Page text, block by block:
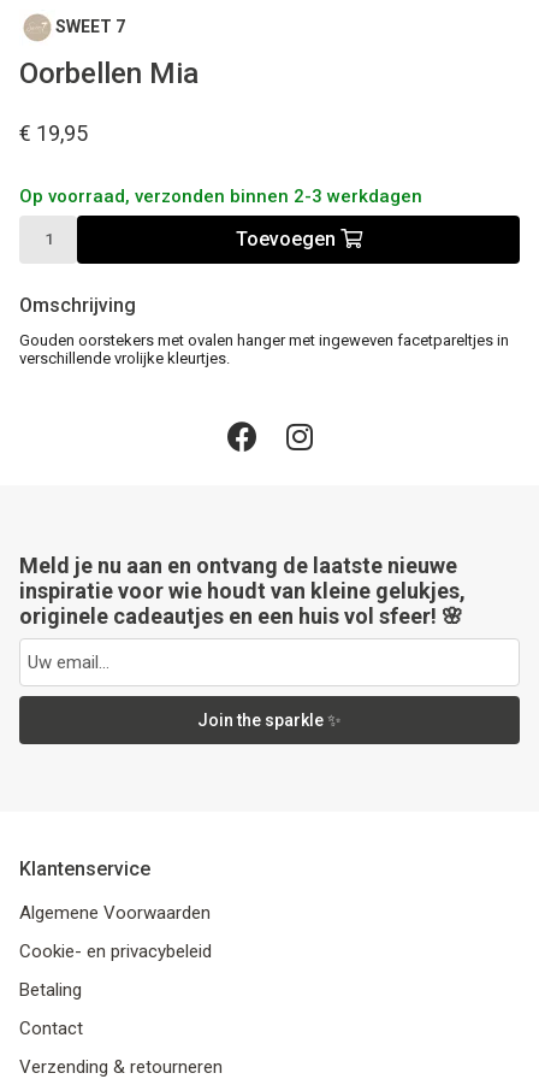
SWEET 7
Oorbellen Mia
€ 19,95
Op voorraad, verzonden binnen 2-3 werkdagen
Toevoegen
Omschrijving
Gouden oorstekers met ovalen hanger met ingeweven facetpareltjes in
verschillende vrolijke kleurtjes.
Meld je nu aan en ontvang de laatste nieuwe
inspiratie voor wie houdt van kleine gelukjes,
originele cadeautjes en een huis vol sfeer! 🌸
Join the sparkle ✨
Klantenservice
Algemene Voorwaarden
Cookie- en privacybeleid
Betaling
Contact
Verzending & retourneren